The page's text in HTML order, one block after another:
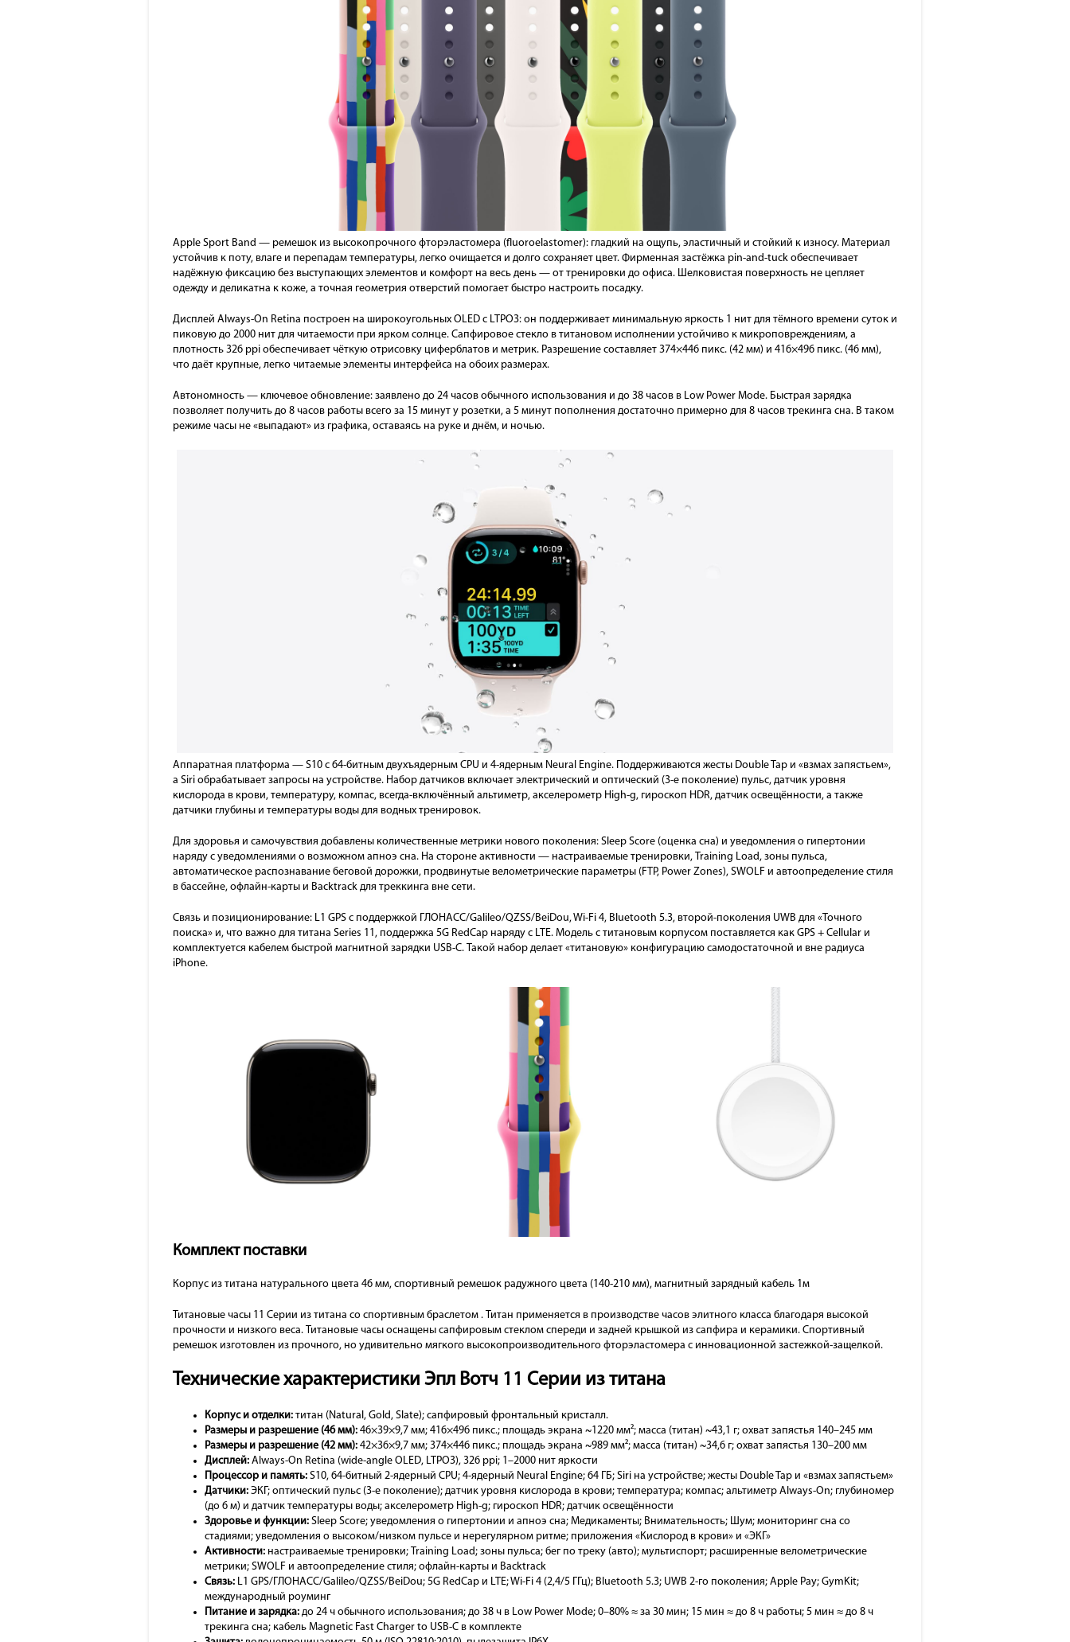
Apple Sport Band — ремешок из высокопрочного фторэластомера (fluoroelastomer): гладкий на ощупь, эластичный и стойкий к износу. Материал
устойчив к поту, влаге и перепадам температуры, легко очищается и долго сохраняет цвет. Фирменная застёжка pin-and-tuck обеспечивает
надёжную фиксацию без выступающих элементов и комфорт на весь день — от тренировки до офиса. Шелковистая поверхность не цепляет
одежду и деликатна к коже, а точная геометрия отверстий помогает быстро настроить посадку.
Дисплей Always-On Retina построен на широкоугольных OLED с LTPO3: он поддерживает минимальную яркость 1 нит для тёмного времени суток и
пиковую до 2000 нит для читаемости при ярком солнце. Сапфировое стекло в титановом исполнении устойчиво к микроповреждениям, а
плотность 326 ppi обеспечивает чёткую отрисовку циферблатов и метрик. Разрешение составляет 374×446 пикс. (42 мм) и 416×496 пикс. (46 мм),
что даёт крупные, легко читаемые элементы интерфейса на обоих размерах.
Автономность — ключевое обновление: заявлено до 24 часов обычного использования и до 38 часов в Low Power Mode. Быстрая зарядка
позволяет получить до 8 часов работы всего за 15 минут у розетки, а 5 минут пополнения достаточно примерно для 8 часов трекинга сна. В таком
режиме часы не «выпадают» из графика, оставаясь на руке и днём, и ночью.
Аппаратная платформа — S10 с 64-битным двухъядерным CPU и 4-ядерным Neural Engine. Поддерживаются жесты Double Tap и «взмах запястьем»,
а Siri обрабатывает запросы на устройстве. Набор датчиков включает электрический и оптический (3-е поколение) пульс, датчик уровня
кислорода в крови, температуру, компас, всегда-включённый альтиметр, акселерометр High-g, гироскоп HDR, датчик освещённости, а также
датчики глубины и температуры воды для водных тренировок.
Для здоровья и самочувствия добавлены количественные метрики нового поколения: Sleep Score (оценка сна) и уведомления о гипертонии
наряду с уведомлениями о возможном апноэ сна. На стороне активности — настраиваемые тренировки, Training Load, зоны пульса,
автоматическое распознавание беговой дорожки, продвинутые велометрические параметры (FTP, Power Zones), SWOLF и автоопределение стиля
в бассейне, офлайн-карты и Backtrack для треккинга вне сети.
Связь и позиционирование: L1 GPS с поддержкой ГЛОНАСС/Galileo/QZSS/BeiDou, Wi-Fi 4, Bluetooth 5.3, второй-поколения UWB для «Точного
поиска» и, что важно для титана Series 11, поддержка 5G RedCap наряду с LTE. Модель с титановым корпусом поставляется как GPS + Cellular и
комплектуется кабелем быстрой магнитной зарядки USB-C. Такой набор делает «титановую» конфигурацию самодостаточной и вне радиуса
iPhone.
Комплект поставки
Корпус из титана натурального цвета 46 мм, спортивный ремешок радужного цвета (140-210 мм), магнитный зарядный кабель 1м
Титановые часы 11 Серии из титана со спортивным браслетом . Титан применяется в производстве часов элитного класса благодаря высокой
прочности и низкого веса. Титановые часы оснащены сапфировым стеклом спереди и задней крышкой из сапфира и керамики. Спортивный
ремешок изготовлен из прочного, но удивительно мягкого высокопроизводительного фторэластомера с инновационной застежкой-защелкой.
Технические характеристики Эпл Вотч 11 Серии из титана
Корпус и отделки: титан (Natural, Gold, Slate); сапфировый фронтальный кристалл.
Размеры и разрешение (46 мм): 46×39×9,7 мм; 416×496 пикс.; площадь экрана ~1220 мм²; масса (титан) ~43,1 г; охват запястья 140–245 мм
Размеры и разрешение (42 мм): 42×36×9,7 мм; 374×446 пикс.; площадь экрана ~989 мм²; масса (титан) ~34,6 г; охват запястья 130–200 мм
Дисплей: Always-On Retina (wide-angle OLED, LTPO3), 326 ppi; 1–2000 нит яркости
Процессор и память: S10, 64-битный 2-ядерный CPU; 4-ядерный Neural Engine; 64 ГБ; Siri на устройстве; жесты Double Tap и «взмах запястьем»
Датчики: ЭКГ; оптический пульс (3-е поколение); датчик уровня кислорода в крови; температура; компас; альтиметр Always-On; глубиномер
(до 6 м) и датчик температуры воды; акселерометр High-g; гироскоп HDR; датчик освещённости
Здоровье и функции: Sleep Score; уведомления о гипертонии и апноэ сна; Медикаменты; Внимательность; Шум; мониторинг сна со
стадиями; уведомления о высоком/низком пульсе и нерегулярном ритме; приложения «Кислород в крови» и «ЭКГ»
Активности: настраиваемые тренировки; Training Load; зоны пульса; бег по треку (авто); мультиспорт; расширенные велометрические
метрики; SWOLF и автоопределение стиля; офлайн-карты и Backtrack
Связь: L1 GPS/ГЛОНАСС/Galileo/QZSS/BeiDou; 5G RedCap и LTE; Wi-Fi 4 (2,4/5 ГГц); Bluetooth 5.3; UWB 2-го поколения; Apple Pay; GymKit;
международный роуминг
Питание и зарядка: до 24 ч обычного использования; до 38 ч в Low Power Mode; 0–80% ≈ за 30 мин; 15 мин ≈ до 8 ч работы; 5 мин ≈ до 8 ч
трекинга сна; кабель Magnetic Fast Charger to USB-C в комплекте